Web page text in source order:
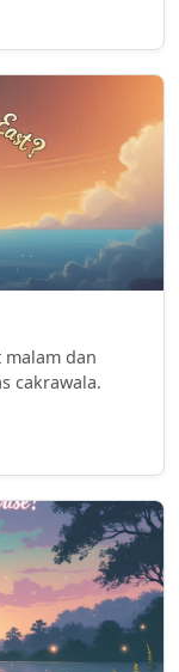
dan
cakrawala.